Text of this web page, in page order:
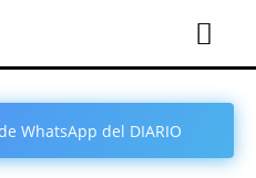
WhatsApp del DIARIO